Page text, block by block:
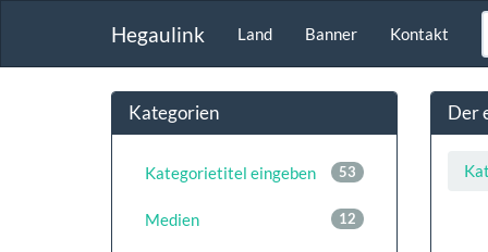
Hegaulink Land Banner Kontakt
Kategorien
53
Kategorietitel eingeben
12
Medien
Der